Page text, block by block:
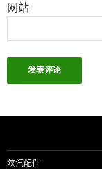
网站
陕汽配件